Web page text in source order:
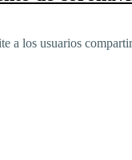
a los usuarios